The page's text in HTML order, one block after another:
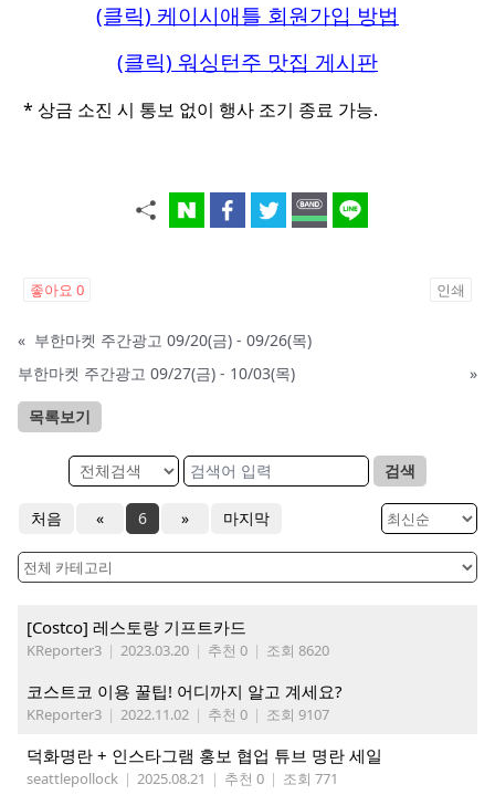
(클릭) 케이시애틀 회원가입 방법
(클릭) 워싱턴주 맛집 게시판
* 상금 소진 시 통보 없이 행사 조기 종료 가능.
좋아요 0 인쇄
« 부한마켓 주간광고 09/20(금) - 09/26(목)
부한마켓 주간광고 09/27(금) - 10/03(목)
»
목록보기
검색
처음 « 6 » 마지막
[Costco] 레스토랑 기프트카드
KReporter3 | 2023.03.20 | 추천 0 | 조회 8620
코스트코 이용 꿀팁! 어디까지 알고 계세요?
KReporter3 | 2022.11.02 | 추천 0 | 조회 9107
덕화명란 + 인스타그램 홍보 협업 튜브 명란 세일
seattlepollock | 2025.08.21 | 추천 0 | 조회 771